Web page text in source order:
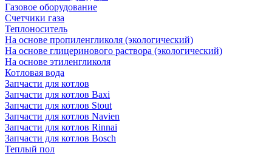
Газовое оборудование
Счетчики газа
Теплоноситель
На основе пропиленгликоля (экологический)
На основе глицеринового раствора (экологический)
На основе этиленгликоля
Котловая вода
Запчасти для котлов
Запчасти для котлов Baxi
Запчасти для котлов Stout
Запчасти для котлов Navien
Запчасти для котлов Rinnai
Запчасти для котлов Bosch
Теплый пол